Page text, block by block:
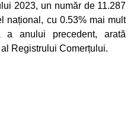
2023, un număr de 11.287
național, cu 0.53% mai mult
a anului precedent, arată
Registrului Comerțului.